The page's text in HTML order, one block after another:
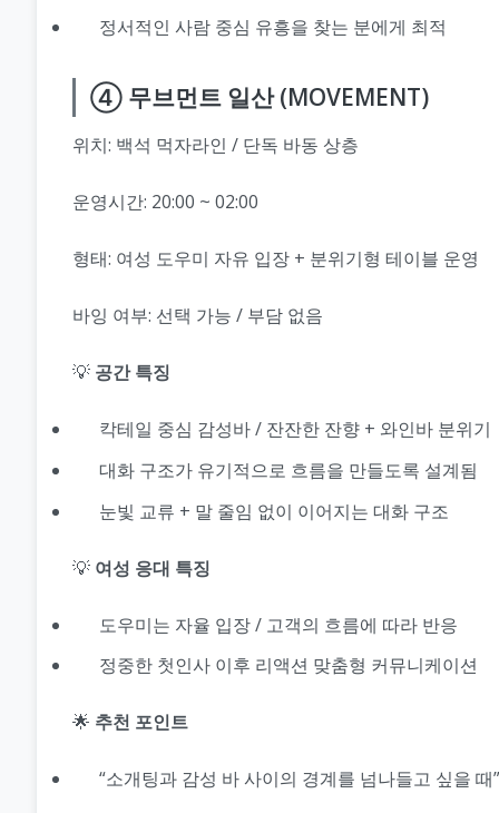
정서적인 사람 중심 유흥을 찾는 분에게 최적
④ 무브먼트 일산 (MOVEMENT)
위치: 백석 먹자라인 / 단독 바동 상층
운영시간: 20:00 ~ 02:00
형태: 여성 도우미 자유 입장 + 분위기형 테이블 운영
바잉 여부: 선택 가능 / 부담 없음
💡 공간 특징
칵테일 중심 감성바 / 잔잔한 잔향 + 와인바 분위기
대화 구조가 유기적으로 흐름을 만들도록 설계됨
눈빛 교류 + 말 줄임 없이 이어지는 대화 구조
💡 여성 응대 특징
도우미는 자율 입장 / 고객의 흐름에 따라 반응
정중한 첫인사 이후 리액션 맞춤형 커뮤니케이션
🌟 추천 포인트
“소개팅과 감성 바 사이의 경계를 넘나들고 싶을 때”